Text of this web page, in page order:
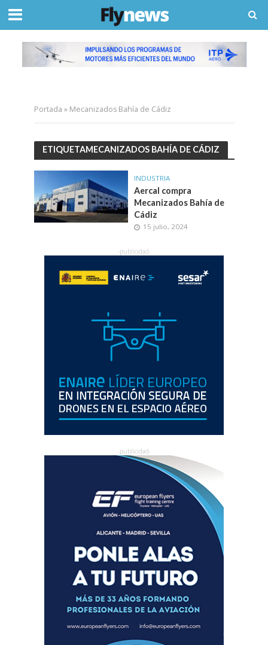
Portada » Mecanizados Bahía de Cádiz
ETIQUETAMECANIZADOS BAHÍA DE CÁDIZ
INDUSTRIA
Aercal compra
Mecanizados Bahía de
Cádiz
15 julio, 2024